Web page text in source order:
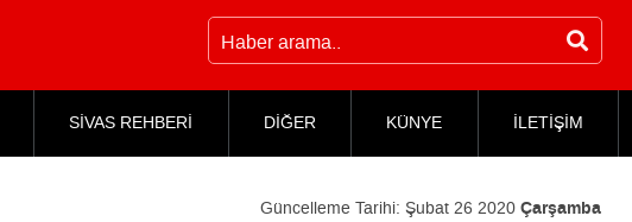
SİVAS REHBERİ DİĞER KÜNYE İLETİŞİM
Güncelleme Tarihi: Şubat 26 2020 Çarşamba